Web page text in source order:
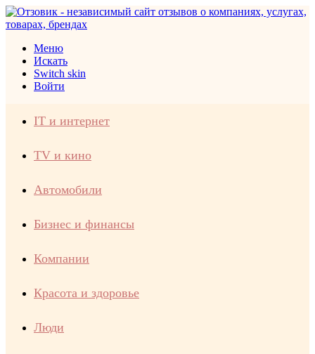
Меню
Искать
Switch skin
Войти
IT и интернет
TV и кино
Автомобили
Бизнес и финансы
Компании
Красота и здоровье
Люди